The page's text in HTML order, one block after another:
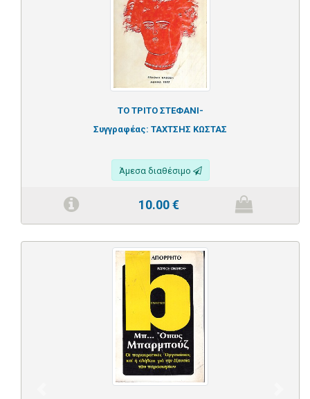
ΤΟ ΤΡΙΤΟ ΣΤΕΦΑΝΙ-
Συγγραφέας: ΤΑΧΤΣΗΣ ΚΩΣΤΑΣ
Άμεσα διαθέσιμο
10.00€